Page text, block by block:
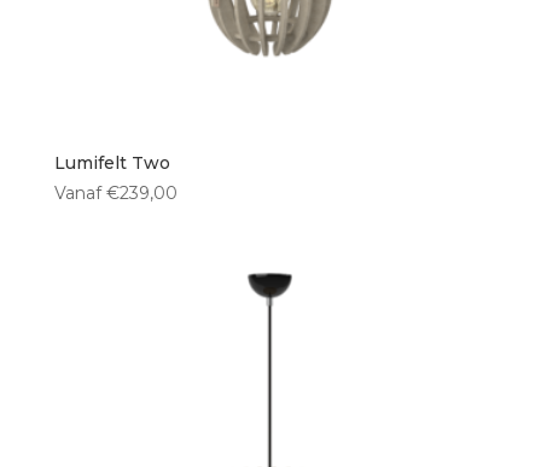
Lumifelt Two
Vanaf €239,00